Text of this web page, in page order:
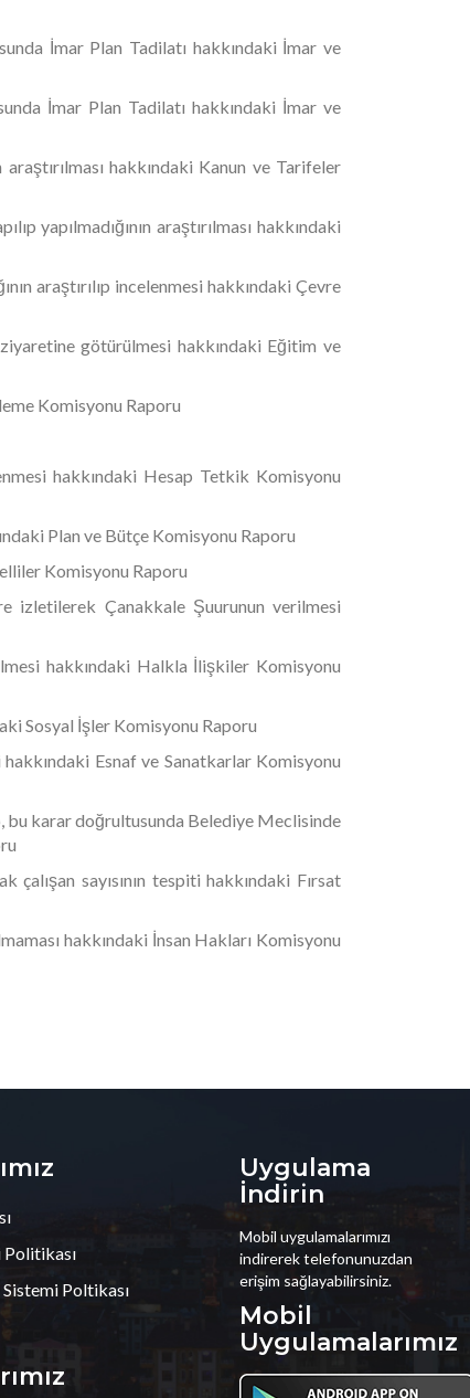
İmar Plan Tadilatı hakkındaki İmar ve
İmar Plan Tadilatı hakkındaki İmar ve
hakkındaki Kanun ve Tarifeler
yapılmadığının araştırılması hakkındaki
araştırılıp incelenmesi hakkındaki Çevre
götürülmesi hakkındaki Eğitim ve
Komisyonu Raporu
hakkındaki Hesap Tetkik Komisyonu
Plan ve Bütçe Komisyonu Raporu
Komisyonu Raporu
izletilerek Çanakkale Şuurunun verilmesi
hakkındaki Halkla İlişkiler Komisyonu
Sosyal İşler Komisyonu Raporu
hakkındaki Esnaf ve Sanatkarlar Komisyonu
bu karar doğrultusunda Belediye Meclisinde
sayısının tespiti hakkındaki Fırsat
hakkındaki İnsan Hakları Komisyonu
Poltikası
Uygulama
İndirin
Mobil uygulamalarımızı
indirerek telefonunuzdan
erişim sağlayabilirsiniz.
Mobil
Uygulamalarımız